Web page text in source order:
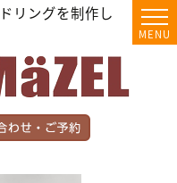
リングを制作し
MENU